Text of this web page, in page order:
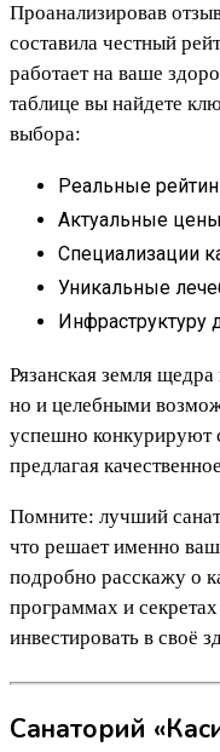
Проанализировав
составила честный
работает на ваше
таблице вы найдете
выбора:
Реальные
Актуальные
Специализации
Уникальные
Инфраструктуру
Рязанская земля
но и целебными
успешно конкурируют
предлагая
Помните: лучший
что решает именно
подробно расскажу о
программах и
инвестировать в своё
Санаторий